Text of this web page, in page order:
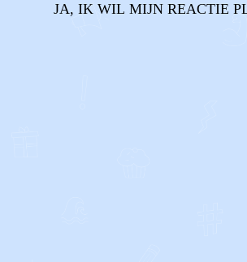
JA, IK WIL MIJN REACTIE